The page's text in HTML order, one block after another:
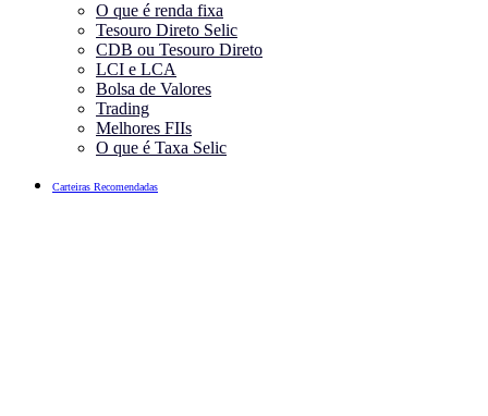
O que é renda fixa
Tesouro Direto Selic
CDB ou Tesouro Direto
LCI e LCA
Bolsa de Valores
Trading
Melhores FIIs
O que é Taxa Selic
Carteiras Recomendadas